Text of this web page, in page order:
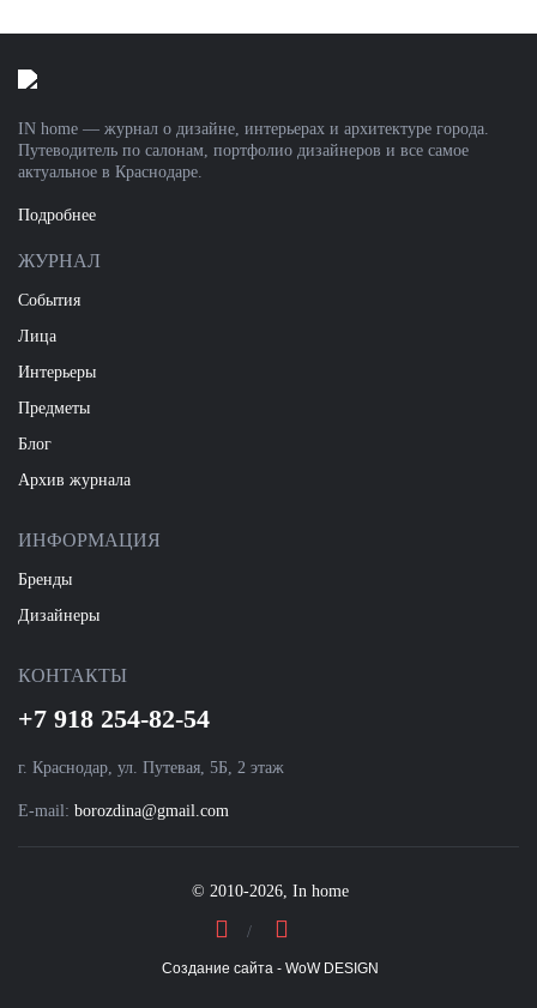
IN home — журнал о дизайне, интерьерах и архитектуре города.
Путеводитель по салонам, портфолио дизайнеров и все самое
актуальное в Краснодаре.
Подробнее
ЖУРНАЛ
События
Лица
Интерьеры
Предметы
Блог
Архив журнала
ИНФОРМАЦИЯ
Бренды
Дизайнеры
КОНТАКТЫ
+7 918 254-82-54
г. Краснодар, ул. Путевая, 5Б, 2 этаж
E-mail: borozdina@gmail.com
© 2010-2026, In home
Создание сайта - WoW DESIGN